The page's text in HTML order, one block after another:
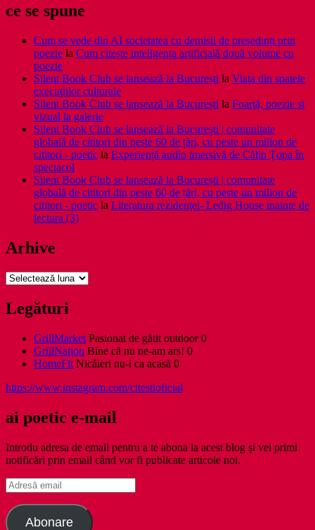
ce se spune
Cum se vede din AI societatea cu demisii de președinți prin
poezie la Cum citește inteligența artificială două volume cu
poezie
Silent Book Club se lansează la București la Viaţa din spatele
execuţiilor culturale
Silent Book Club se lansează la București la Foarţă, poezie şi
vizual la galerie
Silent Book Club se lansează la București | comunitate
globală de cititori din peste 60 de țări, cu peste un milion de
cititori - poetic la Experiență audio imersivă de Călin Țopa în
spectacol
Silent Book Club se lansează la București | comunitate
globală de cititori din peste 60 de țări, cu peste un milion de
cititori - poetic la Literatura rezidenţei- Ledig House inainte de
lectura (3)
Arhive
Arhive
Legături
GrillMarket Pasionat de gătit outdoor 0
GrillNation Bine că nu ne-am ars! 0
HomeFit Nicăieri nu-i ca acasă 0
https://www.instagram.com/citestioficial
ai poetic e-mail
Introdu adresa de email pentru a te abona la acest blog și vei primi
notificări prin email când vor fi publicate articole noi.
Adresă
email
Abonare